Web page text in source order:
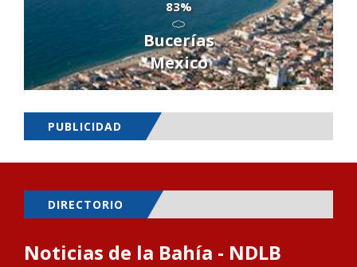
83%
Bucerías
Mexico
PUBLICIDAD
DIRECTORIO
Noticias de la Bahía - NDLB